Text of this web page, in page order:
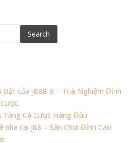
Search
Bật của j888 6 – Trải Nghiệm Đỉnh
Cá Cược Hàng Đầu
nha cai j88 – Sân Chơi Đỉnh Cao